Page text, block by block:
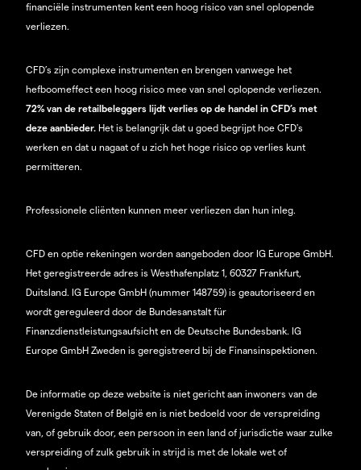
financiële instrumenten kent een hoog risico van snel oplopende
verliezen.
CFD’s zijn complexe instrumenten en brengen vanwege het
hefboomeffect een hoog risico mee van snel oplopende verliezen.
72% van de retailbeleggers lijdt verlies op de handel in CFD’s met
deze aanbieder. Het is belangrijk dat u goed begrijpt hoe CFD's
werken en dat u nagaat of u zich het hoge risico op verlies kunt
permitteren.
Professionele cliënten kunnen meer verliezen dan hun inleg.
CFD en optie rekeningen worden aangeboden door IG Europe GmbH.
Het geregistreerde adres is Westhafenplatz 1, 60327 Frankfurt,
Duitsland. IG Europe GmbH (nummer 148759) is geautoriseerd en
wordt gereguleerd door de Bundesanstalt für
Finanzdienstleistungsaufsicht en de Deutsche Bundesbank. IG
Europe GmbH Zweden is geregistreerd bij de Finansinspektionen.
De informatie op deze website is niet gericht aan inwoners van de
Verenigde Staten of België en is niet bedoeld voor de verspreiding
van, of gebruik door, een persoon in een land of jurisdictie waar zulke
verspreiding of zulk gebruik in strijd is met de lokale wet of